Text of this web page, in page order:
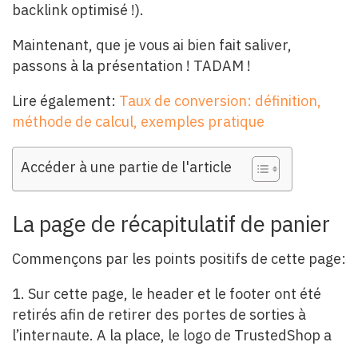
backlink optimisé !).
Maintenant, que je vous ai bien fait saliver,
passons à la présentation ! TADAM !
Lire également: Taux de conversion: définition,
méthode de calcul, exemples pratique
Accéder à une partie de l'article
La page de récapitulatif de panier
Commençons par les points positifs de cette page:
1. Sur cette page, le header et le footer ont été
retirés afin de retirer des portes de sorties à
l’internaute. A la place, le logo de TrustedShop a